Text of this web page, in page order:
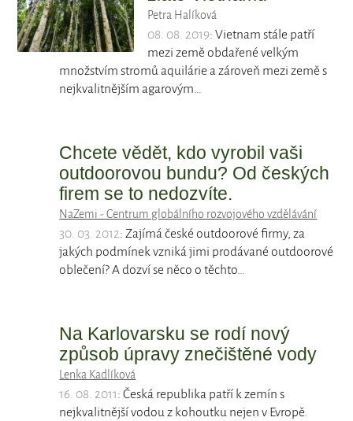
Petra Halíková
08. 08. 2019: Vietnam stále patří
mezi země obdařené velkým
množstvím stromů aquilárie a zároveň mezi země s
nejkvalitnějším agarovým…
Chcete vědět, kdo vyrobil vaši
outdoorovou bundu? Od českých
firem se to nedozvíte.
NaZemi - Centrum globálního rozvojového vzdělávání
30. 03. 2012: Zajímá české outdoorové firmy, za
jakých podmínek vzniká jimi prodávané outdoorové
oblečení? A dozví se něco o těchto…
Na Karlovarsku se rodí nový
způsob úpravy znečištěné vody
Lenka Kadlíková
16. 08. 2011: Česká republika patří k zemín s
nejkvalitnější vodou z kohoutku nejen v Evropě.